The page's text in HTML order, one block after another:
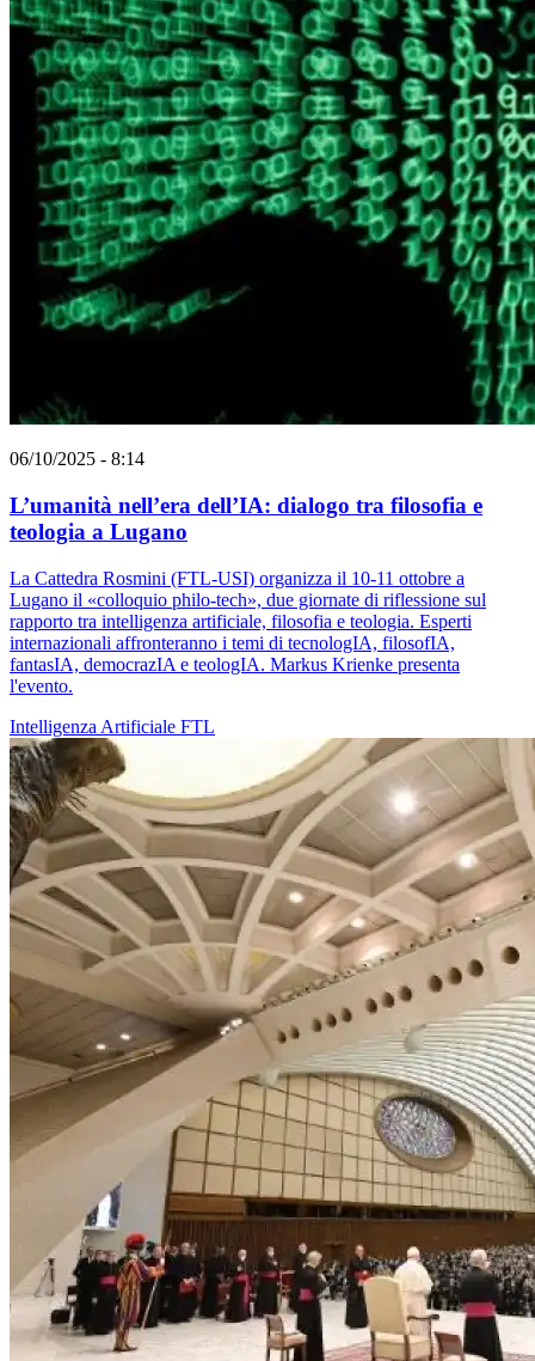
06/10/2025 - 8:14
L’umanità nell’era dell’IA: dialogo tra filosofia e
teologia a Lugano
La Cattedra Rosmini (FTL-USI) organizza il 10-11 ottobre a
Lugano il «colloquio philo-tech», due giornate di riflessione sul
rapporto tra intelligenza artificiale, filosofia e teologia. Esperti
internazionali affronteranno i temi di tecnologIA, filosofIA,
fantasIA, democrazIA e teologIA. Markus Krienke presenta
l'evento.
Intelligenza Artificiale FTL